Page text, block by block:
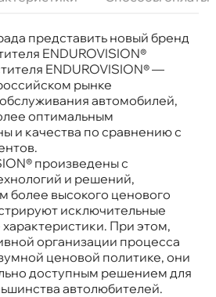
представить новый бренд
ENDUROVISION®
ENDUROVISION® —
рынке
автомобилей,
оптимальным
и качества по сравнению с
произведены с
и решений,
более высокого ценового
исключительные
При этом,
организации процесса
ценовой политике, они
доступным решением для
автолюбителей.
048